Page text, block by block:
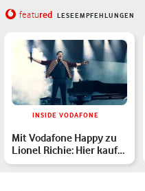
featured LESEEMPFEHLUNGEN
INSIDE VODAFONE
Mit Vodafone Happy zu
Lionel Richie: Hier kaufst
Du Dir Premium-T…